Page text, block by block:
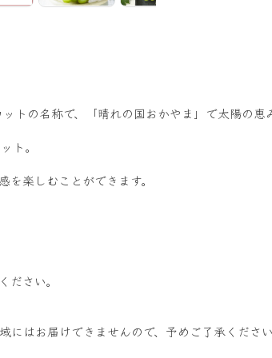
トの名称で、「晴れの国おかやま」で太陽の
ト。
楽しむことができます。
さい。
はお届けできませんので、予めご了承ください